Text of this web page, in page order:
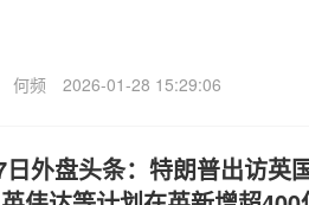
何频 2026-01-28 15:29:06
外盘头条：特朗普出访英